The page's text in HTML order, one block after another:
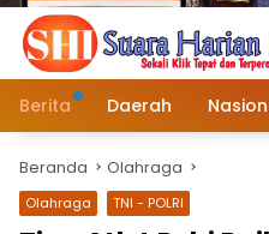
Berita Daerah
Beranda Olahraga
Olahraga TNI - POLRI